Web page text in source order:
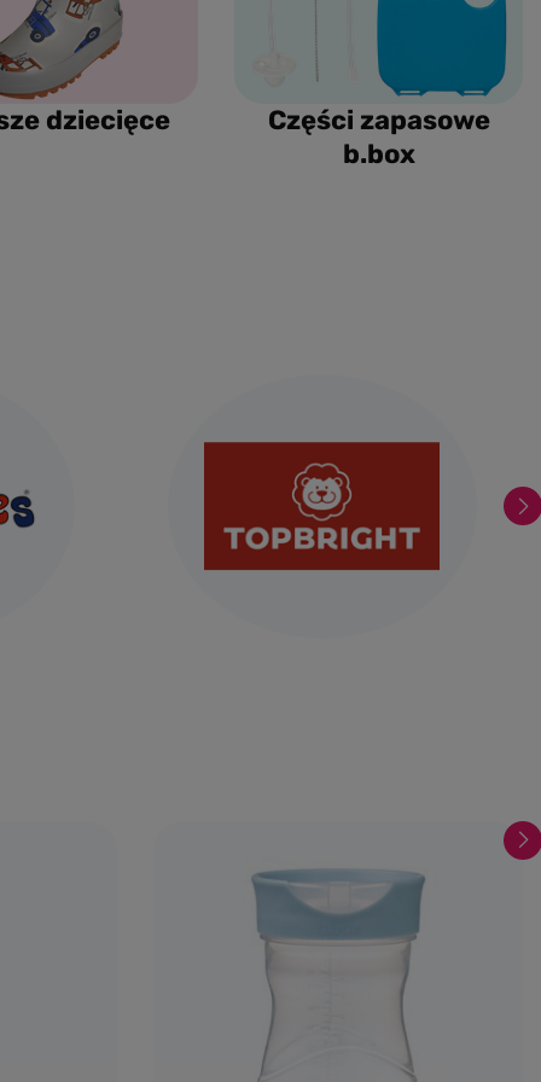
dziecięce
Części zapasowe
b.box